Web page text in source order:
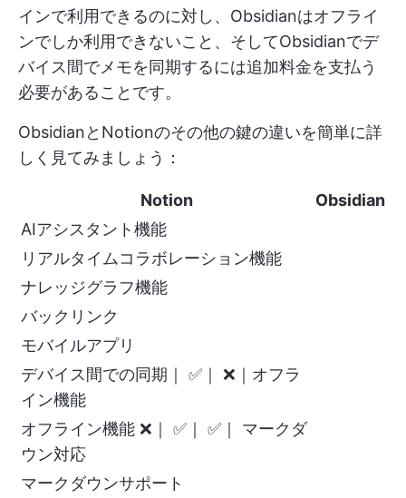
インで利用できるのに対し、Obsidianはオフライ
ンでしか利用できないこと、そしてObsidianでデ
バイス間でメモを同期するには追加料金を支払う
必要があることです。
ObsidianとNotionのその他の鍵の違いを簡単に詳
しく見てみましょう：
Notion
Obsidian
AIアシスタント機能
リアルタイムコラボレーション機能
ナレッジグラフ機能
バックリンク
モバイルアプリ
デバイス間での同期｜ ✅｜ ❌｜オフラ
イン機能
オフライン機能 ❌｜ ✅｜ ✅｜ マークダ
ウン対応
マークダウンサポート